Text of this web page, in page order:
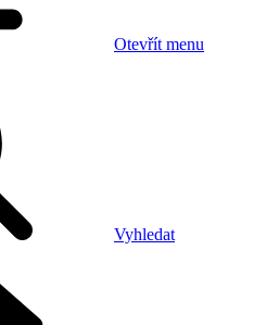
Otevřít menu
Vyhledat